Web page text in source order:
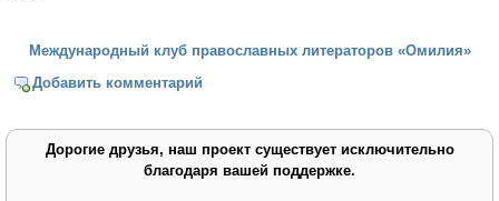
Международный клуб православных литераторов «Омилия»
Добавить комментарий
Дорогие друзья, наш проект существует исключительно
благодаря вашей поддержке.